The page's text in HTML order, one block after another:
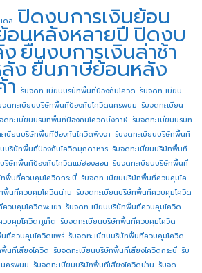
ดล ปิดงบการเงินย้อน
นหลังหลายปี ปิดงบ
ยื่นงบการเงินล่าช้า
งยื่นภาษีย้อนหลัง
รับจดทะเบียนบริษัทพื้นทีป้องกันโควิด รับจดทะเบียน
จดทะเบียนบริษัทพื้นทีป้องกันโควิดนครพนม รับจดทะเบียน
ดทะเบียนบริษัทพื้นทีป้องกันโควิดบึงกาฬ รับจดทะเบียนบริษัท
เบียนบริษัทพื้นทีป้องกันโควิดพังงา รับจดทะเบียนบริษัทพื้นที
นบริษัทพื้นทีป้องกันโควิดมุกดาหาร รับจดทะเบียนบริษัทพื้นที
ริษัทพื้นทีป้องกันโควิดแม่ฮ่องสอน รับจดทะเบียนบริษัทพื้นที่
พื้นที่ควบคุมโควิดกระบี่ รับจดทะเบียนบริษัทพื้นที่ควบคุมโค
พื้นที่ควบคุมโควิดน่าน รับจดทะเบียนบริษัทพื้นที่ควบคุมโควิด
วบคุมโควิดพะเยา รับจดทะเบียนบริษัทพื้นที่ควบคุมโควิด
บคุมโควิดภูเก็ต รับจดทะเบียนบริษัทพื้นที่ควบคุมโควิด
ที่ควบคุมโควิดแพร่ รับจดทะเบียนบริษัทพื้นที่ควบคุมโควิด
นที่เสี่ยงโควิด รับจดทะเบียนบริษัทพื้นที่เสี่ยงโควิดกระบี่ รับ
ครพนม รับจดทะเบียนบริษัทพื้นที่เสี่ยงโควิดน่าน รับจด